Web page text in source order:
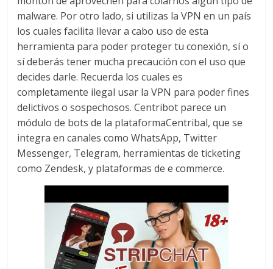
malware. Por otro lado, si utilizas la VPN en un país
los cuales facilita llevar a cabo uso de esta
herramienta para poder proteger tu conexión, sí o
sí deberás tener mucha precaución con el uso que
decides darle. Recuerda los cuales es
completamente ilegal usar la VPN para poder fines
delictivos o sospechosos. Centribot parece un
módulo de bots de la plataformaCentribal, que se
integra en canales como WhatsApp, Twitter
Messenger, Telegram, herramientas de ticketing
como Zendesk, y plataformas de e commerce.